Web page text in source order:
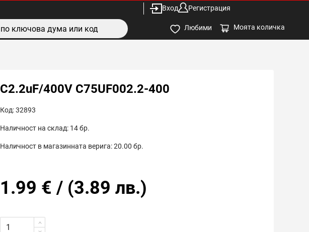
Вход Регистрация
Любими Моята количка
C2.2uF/400V C75UF002.2-400
Код:32893
Наличност на склад: 14бр.
Наличност в магазинната верига:20.00 бр.
1.99 € / (3.89 лв.)